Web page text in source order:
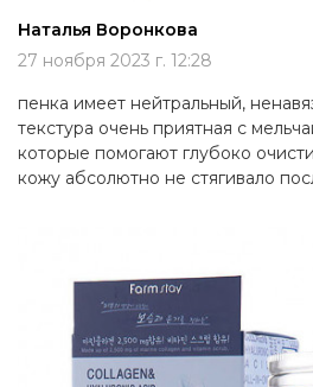
Наталья Воронкова
27 ноября 2023 г. 12:28
пенка имеет нейтральный,
текстура очень приятная с
которые помогают глубоко
кожу абсолютно не стягивало